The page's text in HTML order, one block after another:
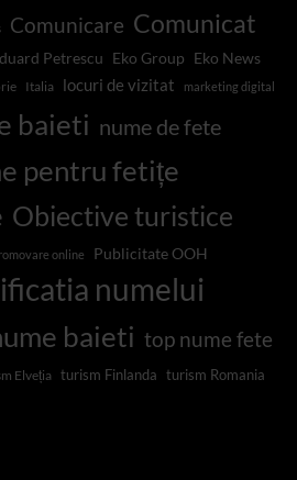
Comunicare Comunicat
Petrescu Eko Group Eko News
Italia locuri de vizitat marketing digital
baieti nume de fete
pentru fetițe
Obiective turistice
online Publicitate OOH
numelui
baieti top nume fete
Elveția turism Finlanda turism Romania